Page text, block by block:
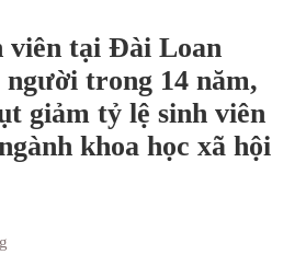
viên tại Đài Loan
người trong 14 năm,
giảm tỷ lệ sinh viên
khoa học xã hội